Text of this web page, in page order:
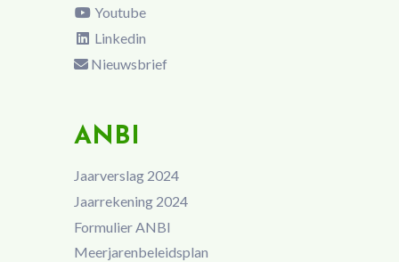
Youtube
Linkedin
Nieuwsbrief
ANBI
Jaarverslag 2024
Jaarrekening 2024
Formulier ANBI
Meerjarenbeleidsplan